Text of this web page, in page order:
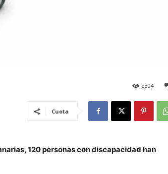
2304
Cuota
120 personas con discapacidad han